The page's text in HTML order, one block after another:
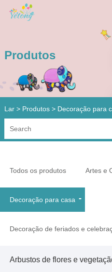
Produtos
Lar > Produtos> Decoração para
Todos os produtos Artes e
Decoração para casa
Decoração de feriados e
Arbustos de flores e